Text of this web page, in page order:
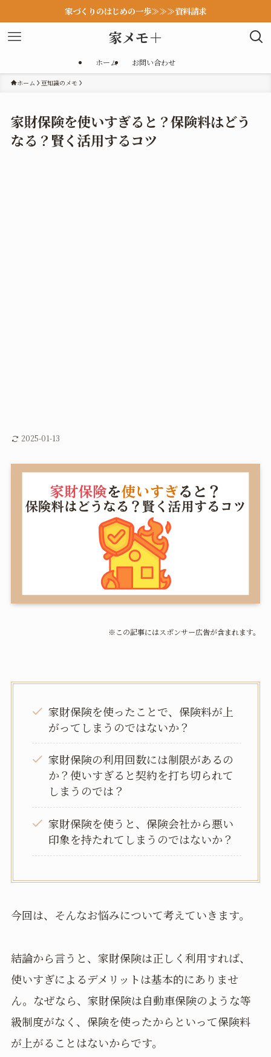
家づくりのはじめの一歩≫≫≫資料請求
家メモ＋
ホーム お問い合わせ
ホーム 豆知識のメモ
家財保険を使いすぎると？保険料はどう
なる？賢く活用するコツ
2025-01-13
※この記事にはスポンサー広告が含まれます。
家財保険を使ったことで、保険料が上
がってしまうのではないか？
家財保険の利用回数には制限があるの
か？使いすぎると契約を打ち切られて
しまうのでは？
家財保険を使うと、保険会社から悪い
印象を持たれてしまうのではないか？
今回は、そんなお悩みについて考えていきます。
結論から言うと、家財保険は正しく利用すれば、
使いすぎによるデメリットは基本的にありませ
ん。なぜなら、家財保険は自動車保険のような等
級制度がなく、保険を使ったからといって保険料
が上がることはないからです。